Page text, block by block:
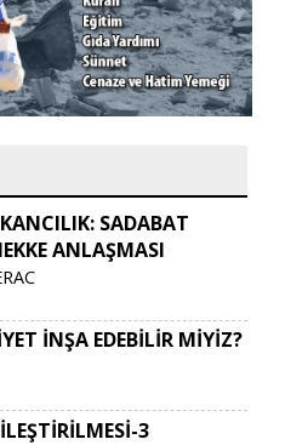
SADABAT
ANLAŞMASI
İNŞA EDEBİLİR MİYİZ?
3